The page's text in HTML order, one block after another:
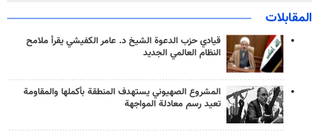
المقابلات
قيادي حزب الدعوة الشيخ د. عامر الكفيشي يقرأ ملامح
النظام العالمي الجديد
المشروع الصهيوني يستهدف المنطقة بأكملها والمقاومة
تعيد رسم معادلة المواجهة